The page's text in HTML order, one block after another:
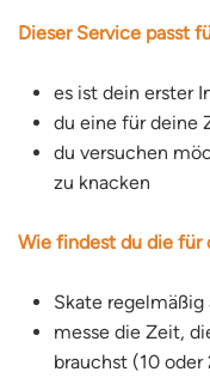
Dieser Service passt
es ist dein erster
du eine für deine
du versuchen
zu knacken
Wie findest du die für
Skate
messe die Zeit,
brauchst (10